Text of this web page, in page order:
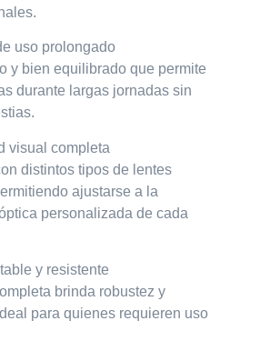
uso prolongado
y bien equilibrado que permite
durante largas jornadas sin
visual completa
distintos tipos de lentes
ajustarse a la
personalizada de cada
y resistente
brinda robustez y
para quienes requieren uso